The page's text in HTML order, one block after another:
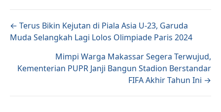
Posts navigation
← Terus Bikin Kejutan di Piala Asia U-23, Garuda
Muda Selangkah Lagi Lolos Olimpiade Paris 2024
Mimpi Warga Makassar Segera Terwujud,
Kementerian PUPR Janji Bangun Stadion Berstandar
FIFA Akhir Tahun Ini →